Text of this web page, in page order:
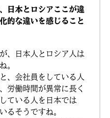
日本とロシアここが違
的な違いを感じること
、日本人とロシア人は
。
、会社員をしている人
労働時間が異常に長く
ている人を日本では
るそうですね。